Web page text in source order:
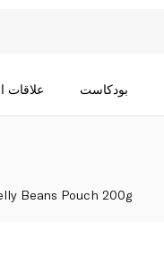
بودكاست علاقات
Beans Pouch 200g